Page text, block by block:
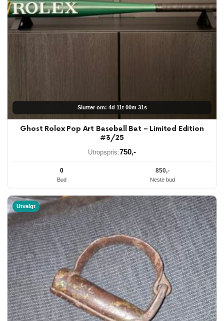
Slutter om: 4d 11t 00m 30s
Ghost Rolex Pop Art Baseball Bat – Limited Edition
#3/25
Utropspris:750,-
0
Bud
850,-
Neste bud
Utvalgt